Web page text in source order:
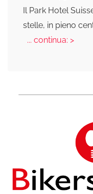
Il Park Hotel
stelle, in pieno
... continua: >